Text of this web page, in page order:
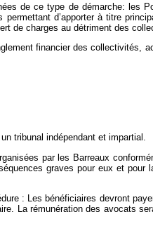
de ce type de démarche: les
d’apporter à titre
de charges au détriment des
financier des collectivités,
tribunal indépendant et impartial.
par les Barreaux
graves pour eux et pour
: Les bénéficiaires devront
La rémunération des avocats